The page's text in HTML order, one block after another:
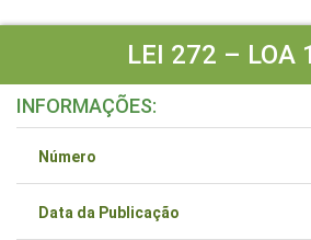
LEI 272 – LOA
INFORMAÇÕES:
Número
Data da Publicação